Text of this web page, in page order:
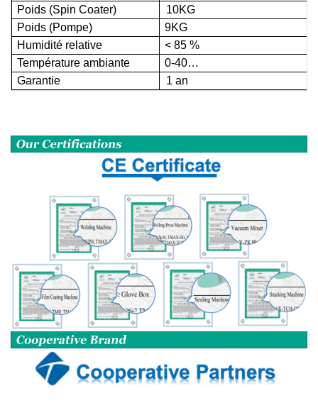
Poids (Spin Coater)
10KG
Poids (Pompe)
9KG
Humidité relative
< 85 %
Température ambiante
0-40…
Garantie
1 an